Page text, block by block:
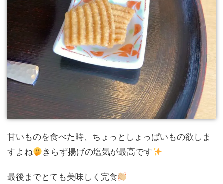
甘いものを食べた時、ちょっとしょっぱいもの欲しま
すよね
きらず揚げの塩気が最高です
最後までとても美味しく完食